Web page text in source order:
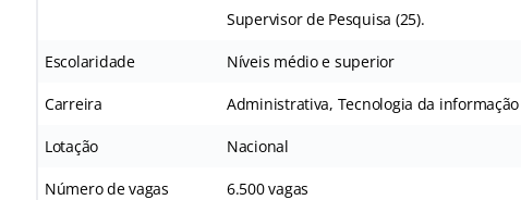
Supervisor de Pesquisa (25).
Escolaridade Níveis médio e superior
Carreira Administrativa, Tecnologia da
Lotação Nacional
Número de vagas 6.500 vagas